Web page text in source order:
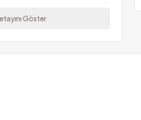
Göster